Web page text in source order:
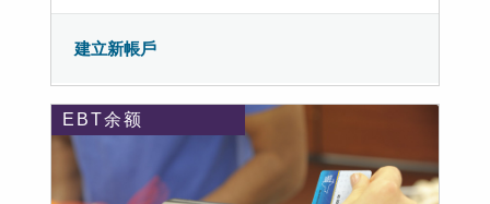
建立新帳戶
EBT余额